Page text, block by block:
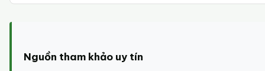
Nguồn tham khảo uy tín